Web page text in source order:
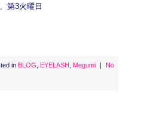
第3火曜日
in BLOG EYELASH Megumi ｜ No